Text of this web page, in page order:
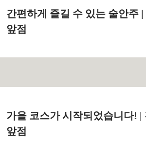
간편하게 즐길 수 있는 술안주
앞점
가을 코스가 시작되었습니다!
앞점